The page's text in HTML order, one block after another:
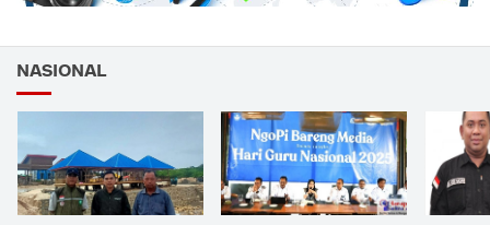
NASIONAL